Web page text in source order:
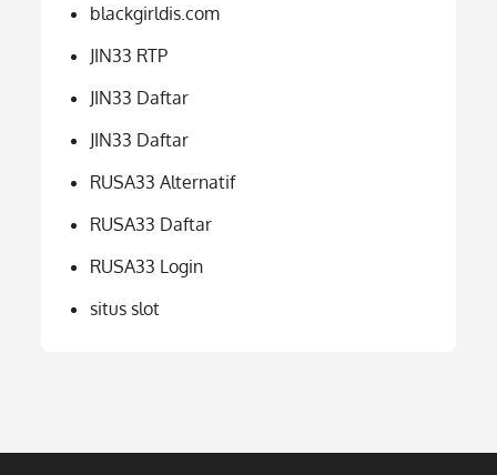
blackgirldis.com
JIN33 RTP
JIN33 Daftar
JIN33 Daftar
RUSA33 Alternatif
RUSA33 Daftar
RUSA33 Login
situs slot